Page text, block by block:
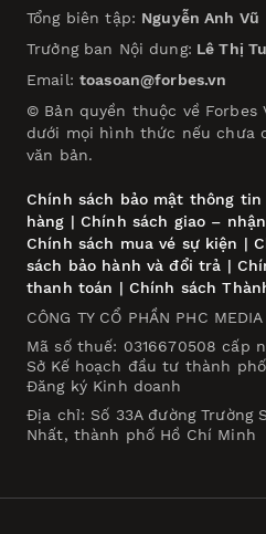
Tổng biên tập: Nguyễn Anh Vũ
Trưởng ban Nội dung: Lê Thị
Email: toasoan@forbes.vn
© Bản quyền thuộc về Forbes
dưới mọi hình thức nếu chưa
văn bản.
Chính sách bảo mật thông tin
hàng | Chính sách giao –
Chính sách mua vé sự kiện |
sách bảo hành và đổi trả |
thanh toán | Chính sách
CÔNG TY CỔ PHẦN PHC MEDIA
Mã số thuế: 0316670508 cấp
Sở Kế hoạch đầu tư thành
Đăng ký Kinh doanh
Địa chỉ: Số 33A đường Trường
Nhất, thành phố Hồ Chí Minh